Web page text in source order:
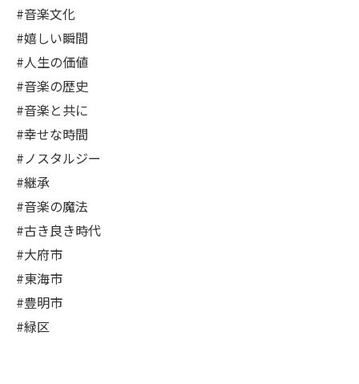
#音楽文化
#嬉しい瞬間
#人生の価値
#音楽の歴史
#音楽と共に
#幸せな時間
#ノスタルジー
#継承
#音楽の魔法
#古き良き時代
#大府市
#東海市
#豊明市
#緑区